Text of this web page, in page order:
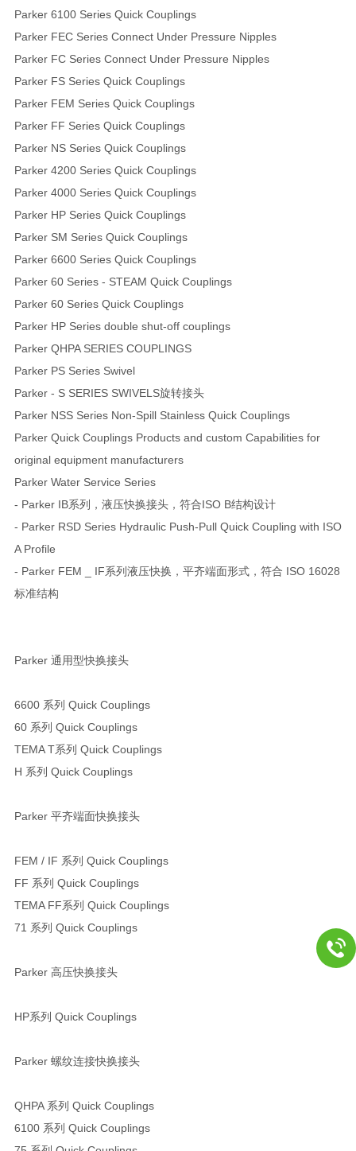
Parker 6100 Series Quick Couplings
Parker FEC Series Connect Under Pressure Nipples
Parker FC Series Connect Under Pressure Nipples
Parker FS Series Quick Couplings
Parker FEM Series Quick Couplings
Parker FF Series Quick Couplings
Parker NS Series Quick Couplings
Parker 4200 Series Quick Couplings
Parker 4000 Series Quick Couplings
Parker HP Series Quick Couplings
Parker SM Series Quick Couplings
Parker 6600 Series Quick Couplings
Parker 60 Series - STEAM Quick Couplings
Parker 60 Series Quick Couplings
Parker HP Series double shut-off couplings
Parker QHPA SERIES COUPLINGS
Parker PS Series Swivel
Parker - S SERIES SWIVELS旋转接头
Parker NSS Series Non-Spill Stainless Quick Couplings
Parker Quick Couplings Products and custom Capabilities for
original equipment manufacturers
Parker Water Service Series
- Parker IB系列，液压快换接头，符合ISO B结构设计
- Parker RSD Series Hydraulic Push-Pull Quick Coupling with ISO
A Profile
- Parker FEM _ IF系列液压快换，平齐端面形式，符合 ISO 16028
标准结构
Parker 通用型快换接头
6600 系列 Quick Couplings
60 系列 Quick Couplings
TEMA T系列 Quick Couplings
H 系列 Quick Couplings
Parker 平齐端面快换接头
FEM / IF 系列 Quick Couplings
FF 系列 Quick Couplings
TEMA FF系列 Quick Couplings
71 系列 Quick Couplings
Parker 高压快换接头
HP系列 Quick Couplings
Parker 螺纹连接快换接头
QHPA 系列 Quick Couplings
6100 系列 Quick Couplings